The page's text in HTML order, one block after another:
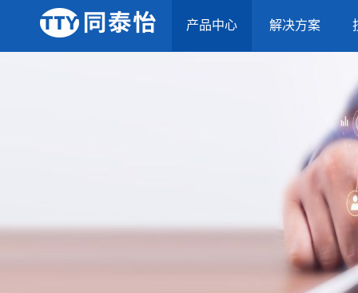
产品中心 解决方案